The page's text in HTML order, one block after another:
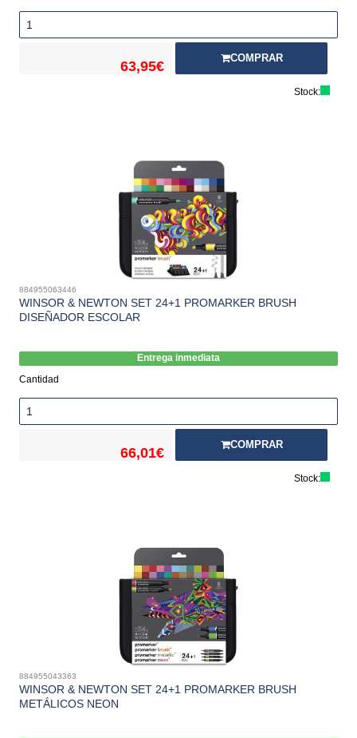
63,95€
COMPRAR
Stock:
884955063446
WINSOR & NEWTON SET 24+1 PROMARKER BRUSH
DISEÑADOR ESCOLAR
Entrega inmediata
Cantidad
66,01€
COMPRAR
Stock:
884955043363
WINSOR & NEWTON SET 24+1 PROMARKER BRUSH
METÁLICOS NEON